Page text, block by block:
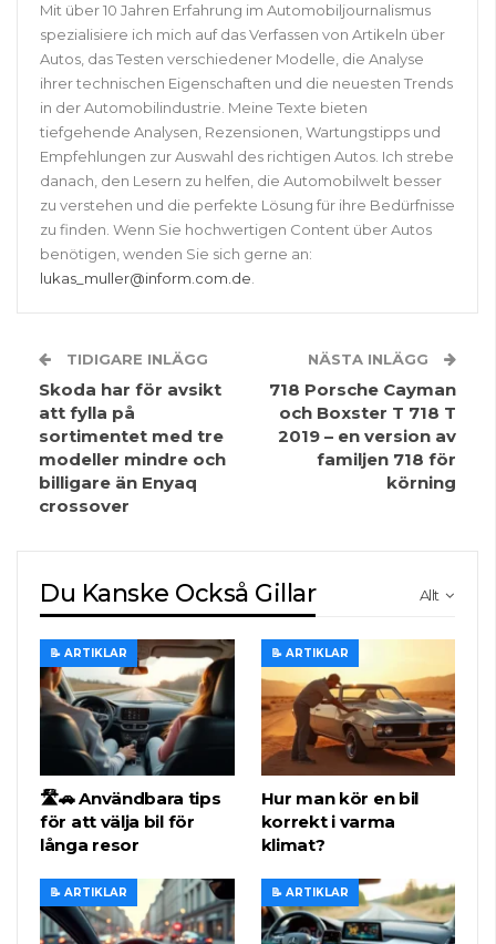
Mit über 10 Jahren Erfahrung im Automobiljournalismus
spezialisiere ich mich auf das Verfassen von Artikeln über
Autos, das Testen verschiedener Modelle, die Analyse
ihrer technischen Eigenschaften und die neuesten Trends
in der Automobilindustrie. Meine Texte bieten
tiefgehende Analysen, Rezensionen, Wartungstipps und
Empfehlungen zur Auswahl des richtigen Autos. Ich strebe
danach, den Lesern zu helfen, die Automobilwelt besser
zu verstehen und die perfekte Lösung für ihre Bedürfnisse
zu finden. Wenn Sie hochwertigen Content über Autos
benötigen, wenden Sie sich gerne an:
lukas_muller@inform.com.de.
TIDIGARE INLÄGG
Skoda har för avsikt
att fylla på
sortimentet med tre
modeller mindre och
billigare än Enyaq
crossover
NÄSTA INLÄGG
718 Porsche Cayman
och Boxster T 718 T
2019 – en version av
familjen 718 för
körning
Allt
Du Kanske Också Gillar
📝 ARTIKLAR
🛣️🚗 Användbara tips
för att välja bil för
långa resor
📝 ARTIKLAR
Hur man kör en bil
korrekt i varma
klimat?
📝 ARTIKLAR 📝 ARTIKLAR